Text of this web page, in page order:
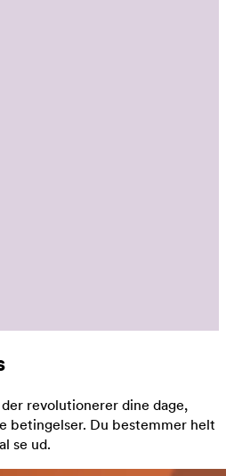
revolutionerer dine dage,
Du bestemmer helt
se ud.